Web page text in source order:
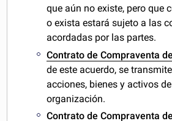
que aún no existe, pero que
o exista estará sujeto a las
acordadas por las partes.
Contrato de Compraventa
de este acuerdo, se
acciones, bienes y activos
organización.
Contrato de Compraventa